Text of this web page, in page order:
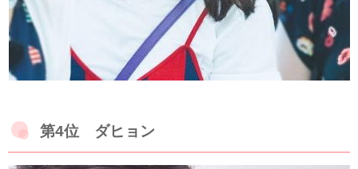
第4位 ダヒョン